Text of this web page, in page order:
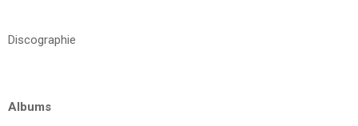
Discographie
Albums